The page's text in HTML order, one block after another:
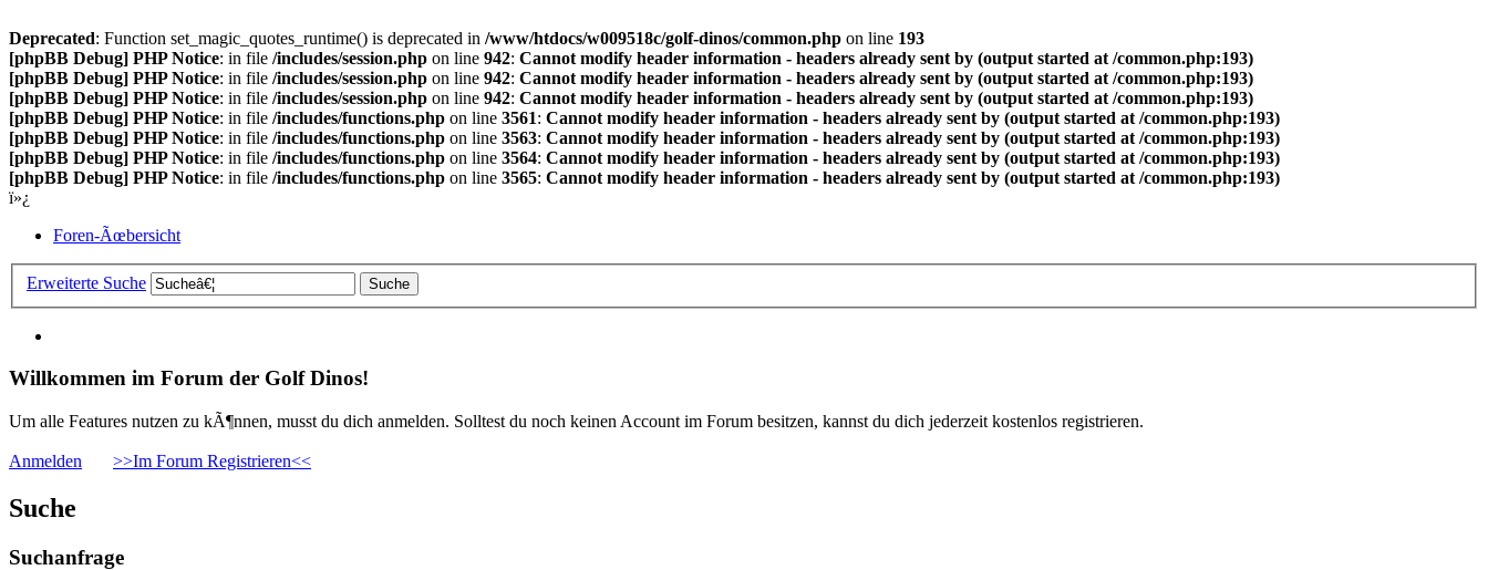
Deprecated: Function set_magic_quotes_runtime() is deprecated in /www/htdocs/w009518c/golf-dinos/common.php on line 193
[phpBB Debug] PHP Notice: in file /includes/session.php on line 942: Cannot modify header information - headers already sent by (output started at /common.php:193)
[phpBB Debug] PHP Notice: in file /includes/session.php on line 942: Cannot modify header information - headers already sent by (output started at /common.php:193)
[phpBB Debug] PHP Notice: in file /includes/session.php on line 942: Cannot modify header information - headers already sent by (output started at /common.php:193)
[phpBB Debug] PHP Notice: in file /includes/functions.php on line 3561: Cannot modify header information - headers already sent by (output started at /common.php:193)
[phpBB Debug] PHP Notice: in file /includes/functions.php on line 3563: Cannot modify header information - headers already sent by (output started at /common.php:193)
[phpBB Debug] PHP Notice: in file /includes/functions.php on line 3564: Cannot modify header information - headers already sent by (output started at /common.php:193)
[phpBB Debug] PHP Notice: in file /includes/functions.php on line 3565: Cannot modify header information - headers already sent by (output started at /common.php:193)
ï»¿
Foren-Ãœbersicht
Erweiterte Suche
Willkommen im Forum der Golf Dinos!
Um alle Features nutzen zu kÃ¶nnen, musst du dich anmelden. Solltest du noch keinen Account im Forum besitzen, kannst du dich jederzeit kostenlos registrieren.
Anmelden >>Im Forum Registrieren<<
Suche
Suchanfrage